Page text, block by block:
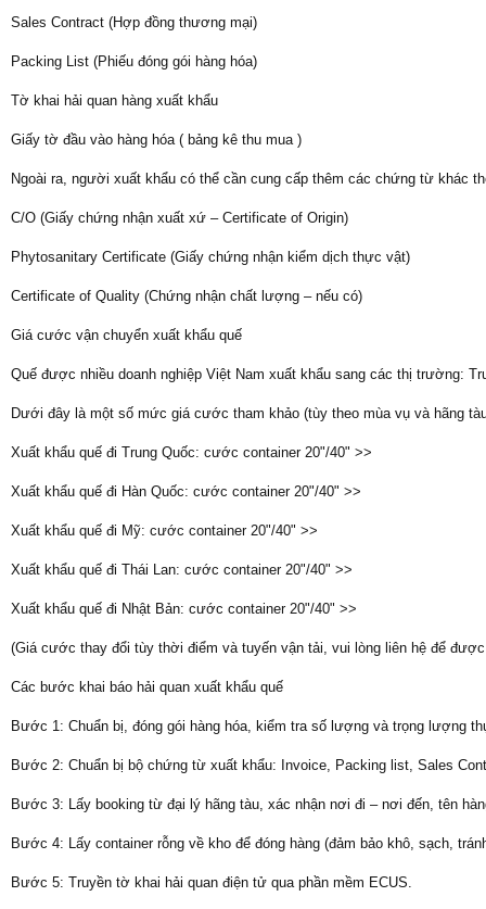
Sales Contract (Hợp đồng thương mại)
Packing List (Phiếu đóng gói hàng hóa)
Tờ khai hải quan hàng xuất khẩu
Giấy tờ đầu vào hàng hóa ( bảng kê thu mua )
Ngoài ra, người xuất khẩu có thể cần cung cấp thêm các chứng từ khác
C/O (Giấy chứng nhận xuất xứ – Certificate of Origin)
Phytosanitary Certificate (Giấy chứng nhận kiểm dịch thực vật)
Certificate of Quality (Chứng nhận chất lượng – nếu có)
Giá cước vận chuyển xuất khẩu quế
Quế được nhiều doanh nghiệp Việt Nam xuất khẩu sang các thị trường:
Dưới đây là một số mức giá cước tham khảo (tùy theo mùa vụ và hãng
Xuất khẩu quế đi Trung Quốc: cước container 20"/40" >>
Xuất khẩu quế đi Hàn Quốc: cước container 20"/40" >>
Xuất khẩu quế đi Mỹ: cước container 20"/40" >>
Xuất khẩu quế đi Thái Lan: cước container 20"/40" >>
Xuất khẩu quế đi Nhật Bản: cước container 20"/40" >>
(Giá cước thay đổi tùy thời điểm và tuyến vận tải, vui lòng liên hệ để
Các bước khai báo hải quan xuất khẩu quế
Bước 1: Chuẩn bị, đóng gói hàng hóa, kiểm tra số lượng và trọng lượng
Bước 2: Chuẩn bị bộ chứng từ xuất khẩu: Invoice, Packing list, Sales
Bước 3: Lấy booking từ đại lý hãng tàu, xác nhận nơi đi – nơi đến, tên
Bước 4: Lấy container rỗng về kho để đóng hàng (đảm bảo khô, sạch,
Bước 5: Truyền tờ khai hải quan điện tử qua phần mềm ECUS.